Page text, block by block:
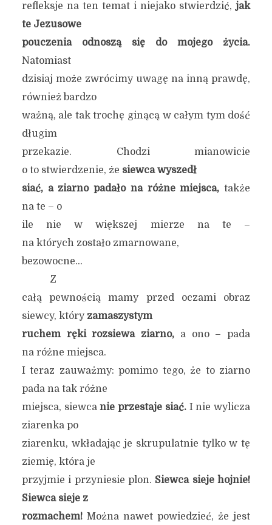
refleksje na ten temat i niejako stwierdzić, jak
te Jezusowe
pouczeniaodnoszą się do mojego życia.
Natomiast
dzisiaj może zwrócimy uwagę na inną prawdę,
również bardzo
ważną, ale tak trochę ginącą w całym tym dość
długim
przekazie. Chodzi mianowicie
o to stwierdzenie, że siewca wyszedł
siać, a ziarno padało na różne miejsca, także
na te – o
ile nie w większej mierze na te –
na których zostało zmarnowane,
bezowocne…
Z
całą pewnością mamy przed oczami obraz
siewcy, który zamaszystym
ruchem ręki rozsiewa ziarno, a ono – pada
na różne miejsca.
I teraz zauważmy: pomimo tego, że to ziarno
pada na tak różne
miejsca, siewcanie przestaje siać. I nie wylicza
ziarenka po
ziarenku, wkładając je skrupulatnie tylko w tę
ziemię, która je
przyjmie i przyniesie plon. Siewca sieje hojnie!
Siewca sieje z
rozmachem!Można nawet powiedzieć, że jest